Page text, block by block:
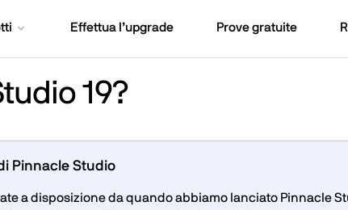
Effettua l’upgrade Prove gratuite
19?
Pinnacle Studio
a disposizione da quando abbiamo lanciato Pinnacle